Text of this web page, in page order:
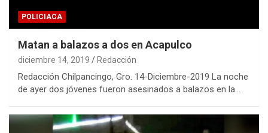
POLICIACA
Matan a balazos a dos en Acapulco
diciembre 14, 2019 Redacción
Redacción Chilpancingo, Gro. 14-Diciembre-2019 La noche
de ayer dos jóvenes fueron asesinados a balazos en la…